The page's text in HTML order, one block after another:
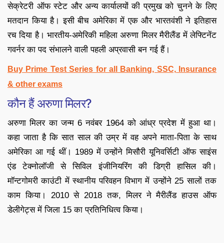
सेक्रेटरी ऑफ स्टेट और अन्य कार्यालयों की प्रमुख को चुनने के लिए
मतदान किया है। इसी बीच अमेरिका में एक और भारतवंशी ने इतिहास
रच दिया है। भारतीय-अमेरिकी महिला अरुणा मिलर मैरीलैंड में लेफ्टिनेंट
गवर्नर का पद संभालने वाली पहली अप्रवासी बन गई हैं।
Buy Prime Test Series for all Banking, SSC, Insurance
& other exams
कौन हैं अरुणा मिलर?
अरुणा मिलर का जन्म 6 नवंबर 1964 को आंध्र प्रदेश में हुआ था।
कहा जाता है कि सात साल की उम्र में वह अपने माता-पिता के साथ
अमेरिका आ गई थीं। 1989 में उन्होंने मिसौरी यूनिवर्सिटी ऑफ साइंस
एंड टेक्नोलॉजी से सिविल इंजीनियरिंग की डिग्री हासिल की।
मॉन्टगोमरी काउंटी में स्थानीय परिवहन विभाग में उन्होंने 25 सालों तक
काम किया। 2010 से 2018 तक, मिलर ने मैरीलैंड हाउस ऑफ
डेलीगेट्स में जिला 15 का प्रतिनिधित्व किया।